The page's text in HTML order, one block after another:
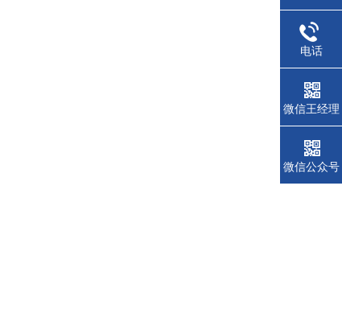
电话
微信王经理
微信公众号